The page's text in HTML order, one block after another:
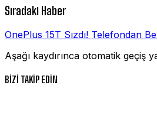
Sıradaki Haber
OnePlus 15T Sızdı! Telefondan
Aşağı kaydırınca otomatik geçiş
BİZİ TAKİP EDİN